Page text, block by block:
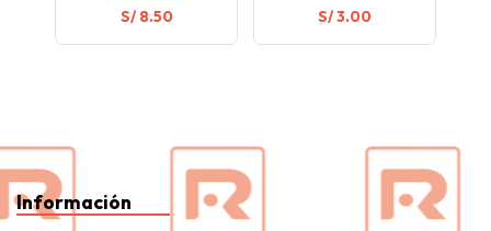
S/ 8.50 S/ 3.00
Información